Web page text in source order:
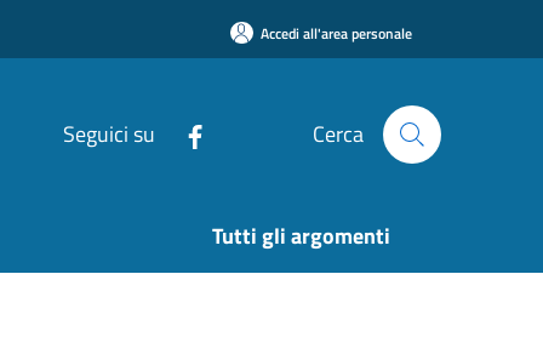
Accedi all'area personale
Seguici su Cerca
Tutti gli argomenti